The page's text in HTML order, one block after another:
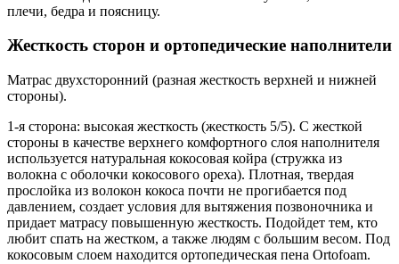
плечи, бедра и поясницу.
Жесткость сторон и ортопедические наполнители
Матрас двухсторонний (разная жесткость верхней и нижней
стороны).
1-я сторона: высокая жесткость (жесткость 5/5). С жесткой
стороны в качестве верхнего комфортного слоя наполнителя
используется натуральная кокосовая койра (стружка из
волокна с оболочки кокосового ореха). Плотная, твердая
прослойка из волокон кокоса почти не прогибается под
давлением, создает условия для вытяжения позвоночника и
придает матрасу повышенную жесткость. Подойдет тем, кто
любит спать на жестком, а также людям с большим весом. Под
кокосовым слоем находится ортопедическая пена Ortofoam.